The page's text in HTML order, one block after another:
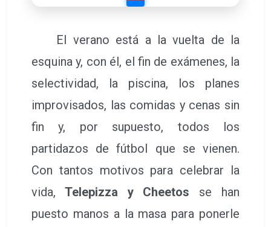
El verano está a la vuelta de la
esquina y, con él, el fin de exámenes, la
selectividad, la piscina, los planes
improvisados, las comidas y cenas sin
fin y, por supuesto, todos los
partidazos de fútbol que se vienen.
Con tantos motivos para celebrar la
vida, Telepizza y Cheetos se han
puesto manos a la masa para ponerle